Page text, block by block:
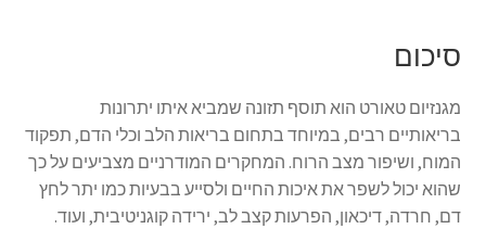
סיכום
מגנזיום טאורט הוא תוסף תזונה שמביא איתו יתרונות
בריאותיים רבים, במיוחד בתחום בריאות הלב וכלי הדם, תפקוד
המוח, ושיפור מצב הרוח. המחקרים המודרניים מצביעים על כך
שהוא יכול לשפר את איכות החיים ולסייע בבעיות כמו יתר לחץ
דם, חרדה, דיכאון, הפרעות קצב לב, ירידה קוגניטיבית, ועוד.